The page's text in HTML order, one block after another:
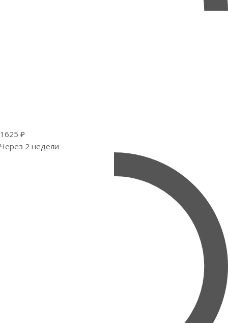
1625 ₽
Через 2 недели